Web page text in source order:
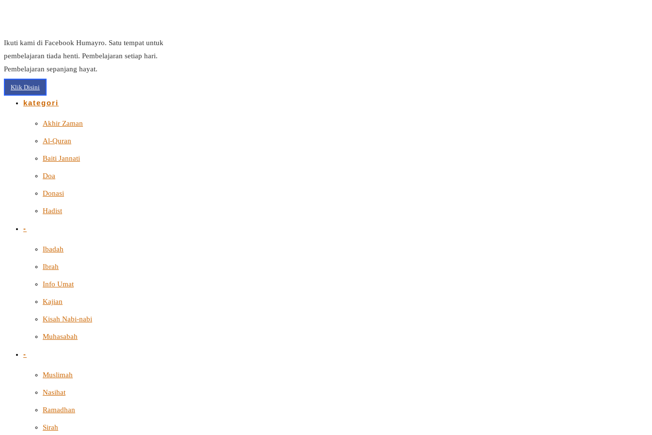
Ikuti kami di Facebook Humayro. Satu tempat untuk
pembelajaran tiada henti. Pembelajaran setiap hari.
Pembelajaran sepanjang hayat.
Klik Disini
kategori
Akhir Zaman
Al-Quran
Baiti Jannati
Doa
Donasi
Hadist
-
Ibadah
Ibrah
Info Umat
Kajian
Kisah Nabi-nabi
Muhasabah
-
Muslimah
Nasihat
Ramadhan
Sirah